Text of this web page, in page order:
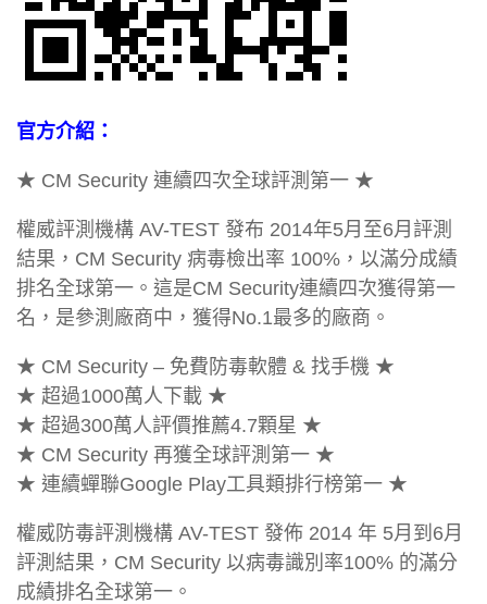
官方介紹：
★ CM Security 連續四次全球評測第一 ★
權威評測機構 AV-TEST 發布 2014年5月至6月評測
結果，CM Security 病毒檢出率 100%，以滿分成績
排名全球第一。這是CM Security連續四次獲得第一
名，是參測廠商中，獲得No.1最多的廠商。
★ CM Security – 免費防毒軟體 & 找手機 ★
★ 超過1000萬人下載 ★
★ 超過300萬人評價推薦4.7顆星 ★
★ CM Security 再獲全球評測第一 ★
★ 連續蟬聯Google Play工具類排行榜第一 ★
權威防毒評測機構 AV-TEST 發佈 2014 年 5月到6月
評測結果，CM Security 以病毒識別率100% 的滿分
成績排名全球第一。